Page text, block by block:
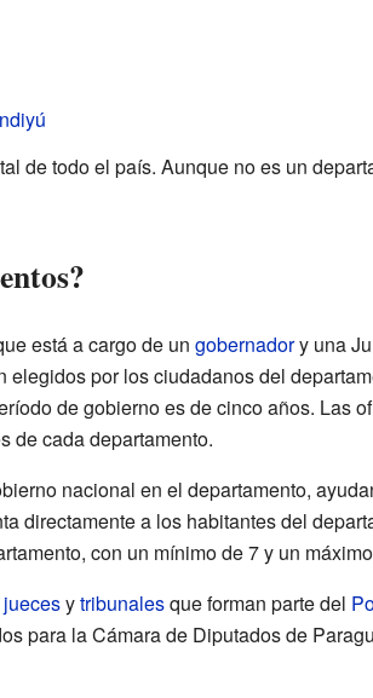
de todo el país. Aunque no es un
está a cargo de un gobernadory una
por los ciudadanos del
de gobierno es de cinco años. Las
de cada departamento.
nacional en el departamento,
directamente a los habitantes del
con un mínimo de 7 y un
juecesytribunalesque forman parte del
para la Cámara de Diputados de